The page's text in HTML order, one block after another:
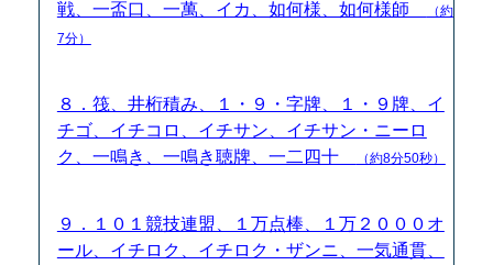
戦、一盃口、一萬、イカ、如何様、如何様師
（約
7分）
８．筏、井桁積み、１・９・字牌、１・９牌、イ
チゴ、イチコロ、イチサン、イチサン・ニーロ
ク、一鳴き、一鳴き聴牌、一二四十
（約8分50秒）
９．１０１競技連盟、１万点棒、１万２０００オ
ール、イチロク、イチロク・ザンニ、一気通貫、